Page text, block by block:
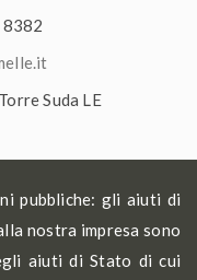
ti.el
Suda LE
pubbliche: gli aiuti di
nostra impresa sono
aiuti di Stato di cui